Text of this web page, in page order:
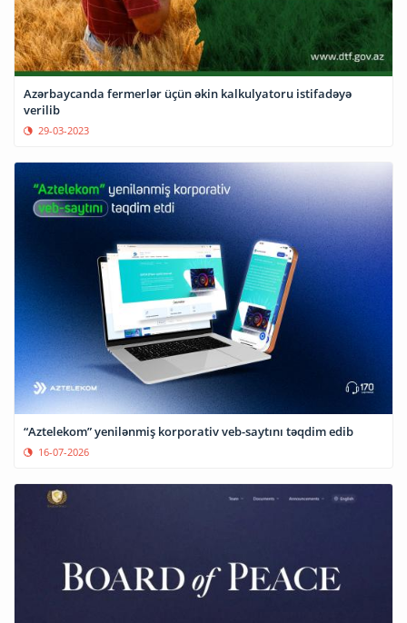
Azərbaycanda fermerlər üçün əkin kalkulyatoru istifadəyə
verilib
29-03-2023
“Aztelekom” yenilənmiş korporativ veb-saytını təqdim edib
16-07-2026